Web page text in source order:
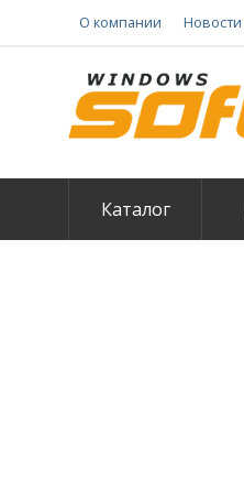
О компании Новости
Каталог